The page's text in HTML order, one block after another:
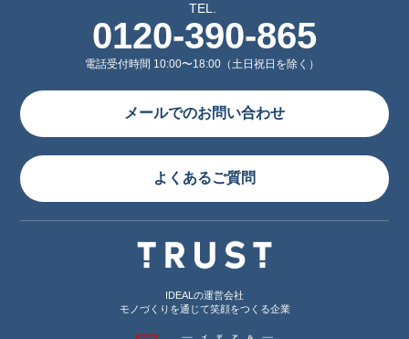
TEL.
0120-390-865
電話受付時間 10:00〜18:00（土日祝日を除く）
メールでのお問い合わせ
よくあるご質問
IDEALの運営会社
モノづくりを通じて笑顔をつくる企業